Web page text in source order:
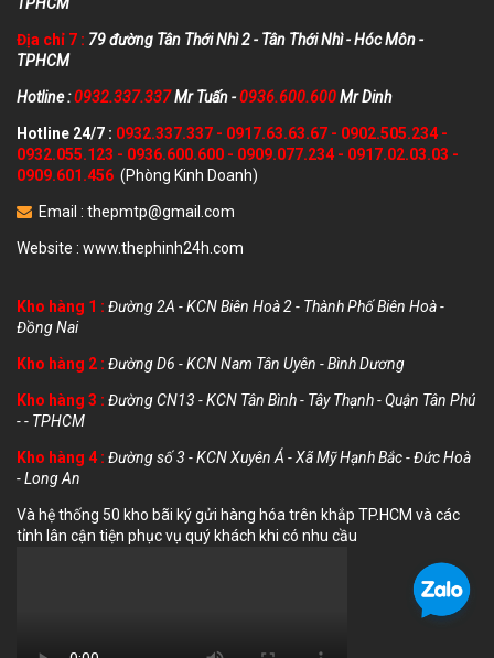
Địa chỉ 7 : 79 đường Tân Thới Nhì 2 - Tân Thới Nhì - Hóc Môn -
TPHCM
Hotline :0932.337.337Mr Tuấn -0936.600.600Mr Dinh
Hotline 24/7 : 0932.337.337 - 0917.63.63.67 - 0902.505.234 -
0932.055.123 - 0936.600.600 - 0909.077.234 - 0917.02.03.03 -
0909.601.456 (Phòng Kinh Doanh)
Email : thepmtp@gmail.com
Website : www.thephinh24h.com
Kho hàng 1 : Đường 2A - KCN Biên Hoà 2 - Thành Phố Biên Hoà -
Đồng Nai
Kho hàng 2 : Đường D6 - KCN Nam Tân Uyên - Bình Dương
Kho hàng 3 : Đường CN13 - KCN Tân Bình - Tây Thạnh - Quận Tân Phú
- - TPHCM
Kho hàng 4 : Đường số 3 - KCN Xuyên Á - Xã Mỹ Hạnh Bắc - Đức Hoà
- Long An
Và hệ thống 50 kho bãi ký gửi hàng hóa trên khắp TP.HCM và các
tỉnh lân cận tiện phục vụ quý khách khi có nhu cầu